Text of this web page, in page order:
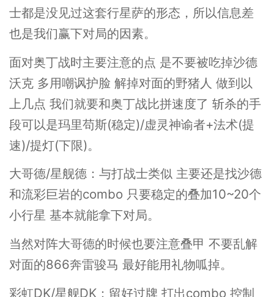
士都是没见过这套行星萨的形态，所以信息差
也是我们赢下对局的因素。
面对奥丁战时主要注意的点 是不要被吃掉沙德
沃克 多用嘲讽护脸 解掉对面的野猪人 做到以
上几点 我们就要和奥丁战比拼速度了 斩杀的手
段可以是玛里苟斯(稳定)/虚灵神谕者+法术(提
速)/提灯(下限)。
大哥德/星舰德：与打战士类似 主要还是找沙德
和流彩巨岩的combo 只要稳定的叠加10~20个
小行星 基本就能拿下对局。
当然对阵大哥德的时候也要注意叠甲 不要乱解
对面的866奔雷骏马 最好能用礼物呱掉。
彩虹DK/星舰DK：留好过牌 打出combo 控制